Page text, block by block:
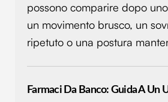
possono comparire dopo
un movimento brusco, un
ripetuto o una postura
Farmaci Da Banco: Guida A Un